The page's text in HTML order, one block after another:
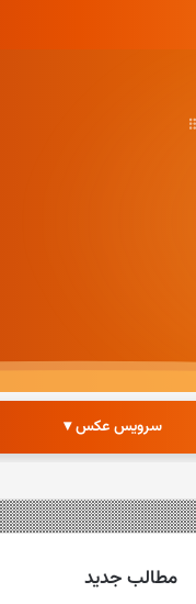
سرویس عکس ▾
مطالب جدید